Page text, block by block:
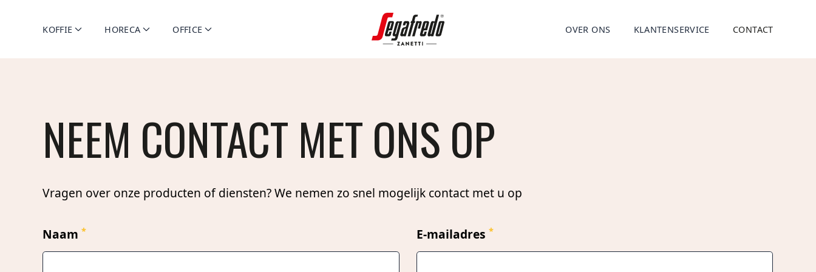
KOFFIE HORECA OFFICE OVER ONS KLANTENSERVICE CONTACT
NEEM CONTACT MET ONS OP
Vragen over onze producten of diensten? We nemen zo snel mogelijk contact met u op
Naam* E-mailadres*